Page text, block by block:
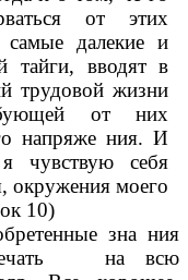
от этих
далекие и
тайги, вводят в
трудовой жизни
от них
напряже ния. И
чувствую
себя
окружения моего
10)
зна ния
печать на всю